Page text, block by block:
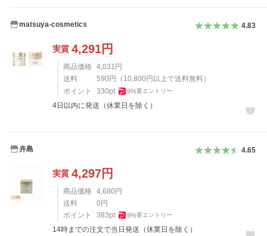
matsuya-cosmetics 4.83
実質 4,291円
商品価格 4,031 円
送料
590 円 （ 10,800 円以上で送料無料）
ポイント
330pt 9%要エントリー
4日以内に発送（休業日を除く）
卉島 4.65
実質 4,297円
商品価格 4,680 円
送料
0 円
ポイント
383pt 9%要エントリー
14時までの注文で当日発送（休業日を除く）